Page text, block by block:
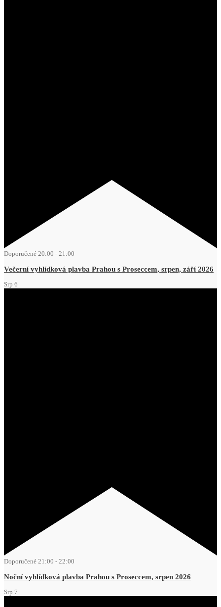
Doporučené 20:00 - 21:00
Večerní vyhlídková plavba Prahou s Proseccem, srpen, září 2026
Srp 6
Doporučené 21:00 - 22:00
Noční vyhlídková plavba Prahou s Proseccem, srpen 2026
Srp 7